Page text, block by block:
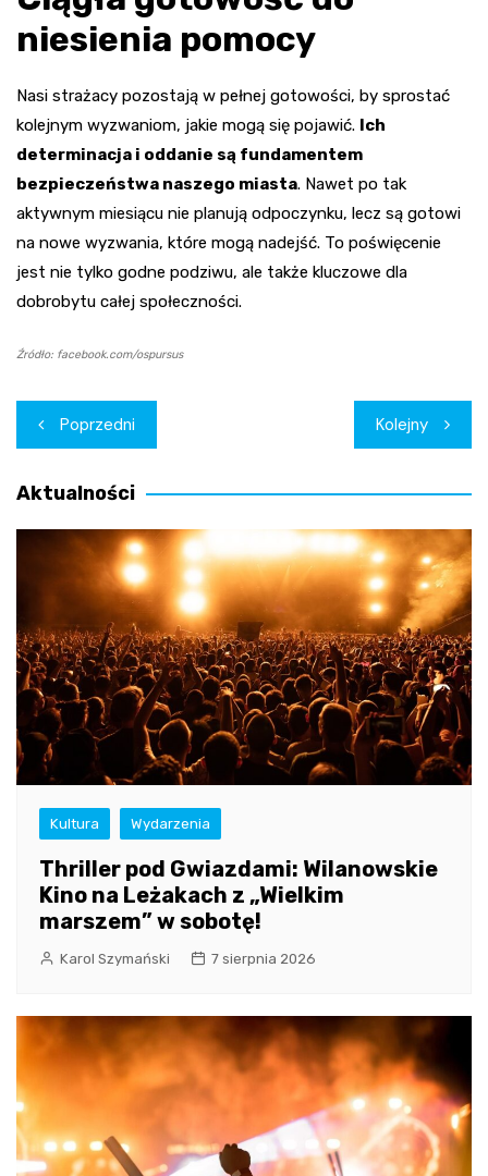
niesienia pomocy
Nasi strażacy pozostają w pełnej gotowości, by sprostać
kolejnym wyzwaniom, jakie mogą się pojawić. Ich
determinacja i oddanie są fundamentem
bezpieczeństwa naszego miasta. Nawet po tak
aktywnym miesiącu nie planują odpoczynku, lecz są gotowi
na nowe wyzwania, które mogą nadejść. To poświęcenie
jest nie tylko godne podziwu, ale także kluczowe dla
dobrobytu całej społeczności.
Źródło: facebook.com/ospursus
Nawigacja
wpisu
Poprzedni Kolejny
Aktualności
Kultura Wydarzenia
Thriller pod Gwiazdami: Wilanowskie
Kino na Leżakach z „Wielkim
marszem” w sobotę!
Karol Szymański 7 sierpnia 2026